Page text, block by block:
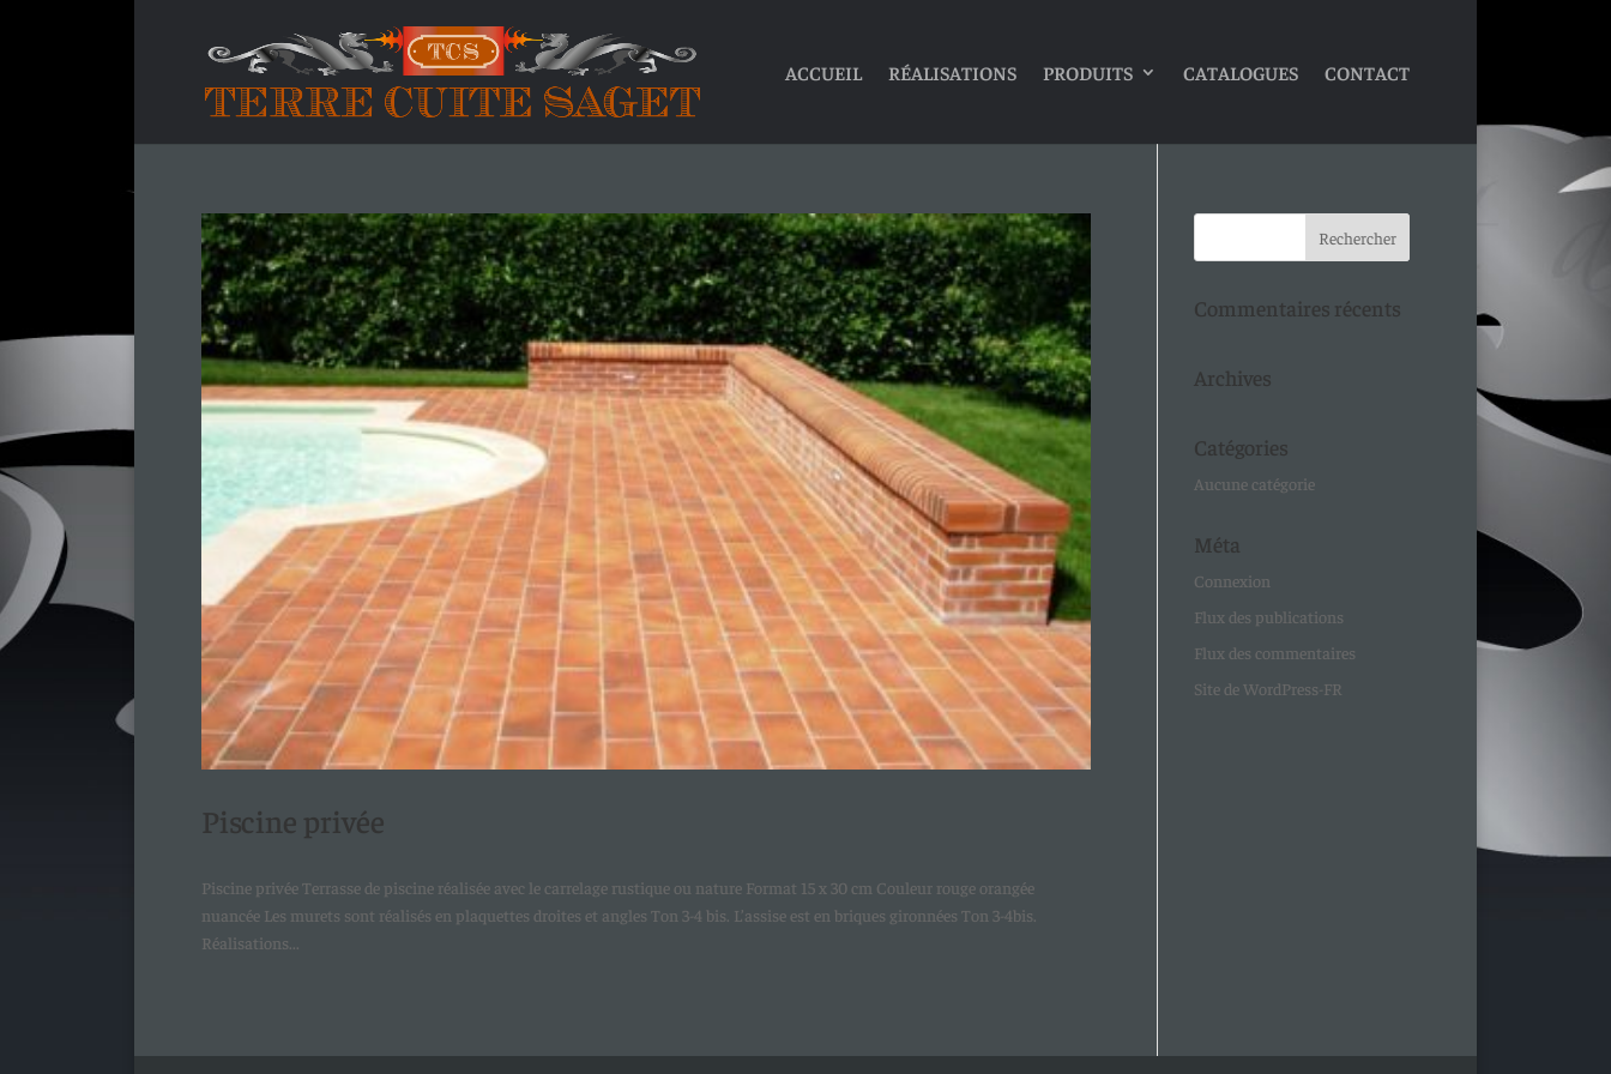
ACCUEIL RÉALISATIONS PRODUITS CATALOGUES CONTACT
Piscine privée
Piscine privée Terrasse de piscine réalisée avec le carrelage rustique ou nature Format 15 x 30 cm Couleur rouge orangée
nuancée Les murets sont réalisés en plaquettes droites et angles Ton 3-4 bis. L’assise est en briques gironnées Ton 3-4bis.
Réalisations...
Commentaires récents
Archives
Catégories
Aucune catégorie
Méta
Connexion
Flux des publications
Flux des commentaires
Site de WordPress-FR